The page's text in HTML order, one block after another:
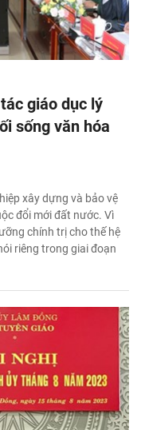
giáo dục lý
sống văn hóa
xây dựng và bảo vệ
đổi mới đất nước. Vì
chính trị cho thế hệ
riêng trong giai đoạn